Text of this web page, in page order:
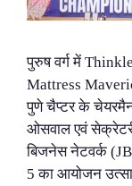
पुरुष वर्ग में
Mattress
पुणे चैप्टर के
ओसवाल एवं सेक्रेटरी
बिजनेस नेटवर्क
5 का आयोजन